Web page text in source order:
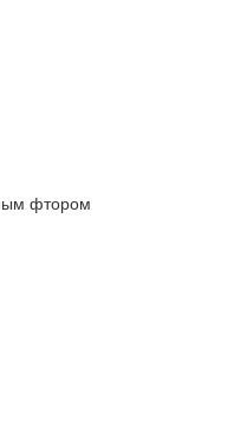
фтором